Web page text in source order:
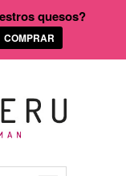
quesos?
COMPRAR